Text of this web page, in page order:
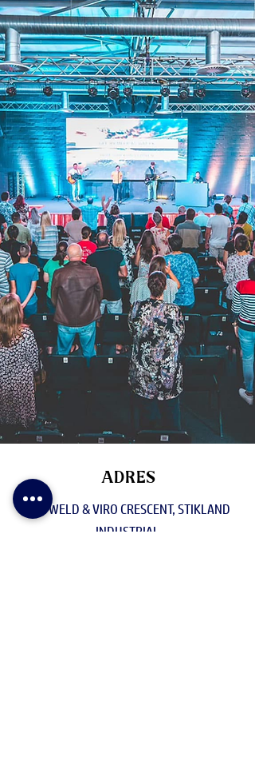
ADRES
CNR WELD & VIRO CRESCENT, STIKLAND
INDUSTRIAL